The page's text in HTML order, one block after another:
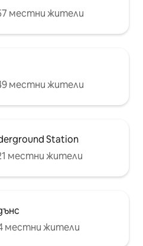
местни жители
местни жители
Station
местни жители
местни жители